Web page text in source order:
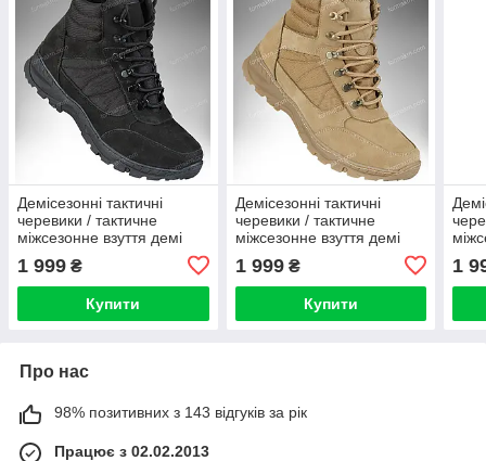
Демісезонні тактичні
черевики / тактичне
міжсезонне взуття демі
1 999 ₴
Купити
Демісезонні тактичні
черевики / тактичне
міжсезонне взуття демі
CYCLON Gen.2 (coyote)
1 999₴
Купити
1
Про нас
98% позитивних з 143 відгуків за рік
Працює з 02.02.2013